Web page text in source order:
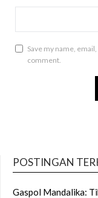
Save my name,
comment.
POSTINGAN
Gaspol Mandalika: